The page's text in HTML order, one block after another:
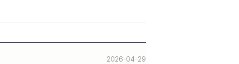
2026-04-29